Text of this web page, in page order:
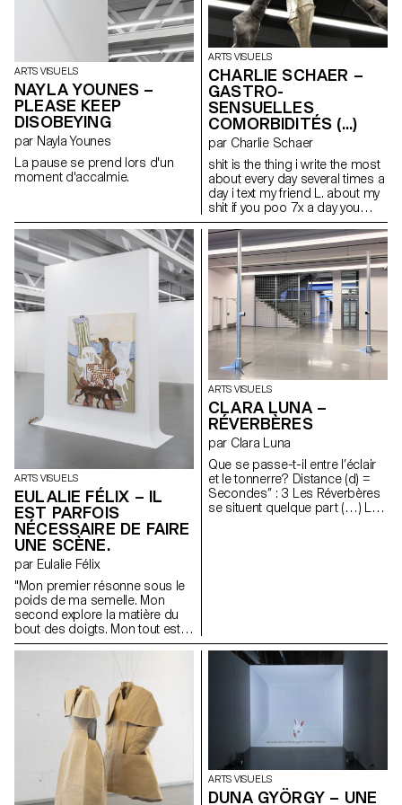
ARTS VISUELS
NAYLA YOUNES –
PLEASE KEEP
DISOBEYING
par Nayla Younes
La pause se prend lors d'un
moment d'accalmie.
ARTS VISUELS
CHARLIE SCHAER –
GASTRO-
SENSUELLES
COMORBIDITÉS (...)
par Charlie Schaer
shit is the thing i write the most
about every day several times a
day i text my friend L. about my
shit if you poo 7x a day you
have to share it love & shit
mariage & inflammation
infection & affection my gastro-
sensual form of life is all that i
have like a lovebug (…) Cette
sculpture est accompagnée
d’un long poème comprenant
des extraits de « Life Without Air
» de Daisy Lafarge, « But Did
You Die ? » de Precious
Okoyomon, « Ariel » de Sylvia
Plath et « Dawn » d’Octavia
Butler. La pièce a été inspirée
par la forme de cloche de « The
Bell Jar »(S. Plath) et les effets
de dépression par aspiration
permettant des avortements «
diy ». Elle est composée de
céramique mouillée de
testostérone, aluminium,
préservatifs, digues dentaires,
ARTS VISUELS
EULALIE FÉLIX – IL
EST PARFOIS
NÉCESSAIRE DE FAIRE
UNE SCÈNE.
par Eulalie Félix
"Mon premier résonne sous le
poids de ma semelle. Mon
second explore la matière du
bout des doigts. Mon tout est
modeste et nourricière,
ARTS VISUELS
CLARA LUNA –
RÉVERBÈRES
par Clara Luna
Que se passe-t-il entre l’éclair
et le tonnerre? Distance (d) =
Secondes’’ : 3 Les Réverbères
se situent quelque part (…) La
ARTS VISUELS
DUNA GYÖRGY – UNE